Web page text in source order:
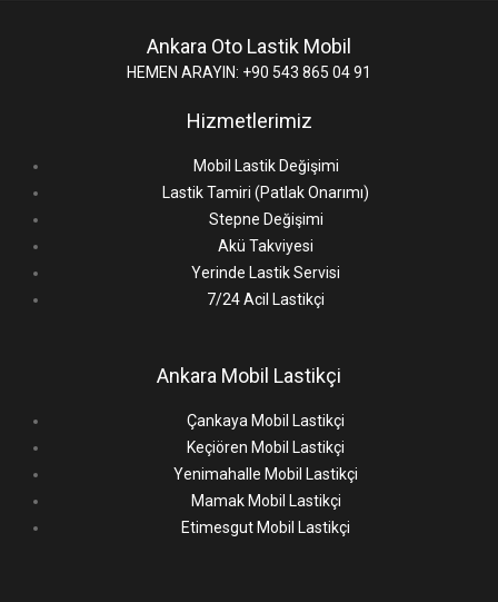
Ankara Oto Lastik Mobil
HEMEN ARAYIN: +90 543 865 04 91
Hizmetlerimiz
Mobil Lastik Değişimi
Lastik Tamiri (Patlak Onarımı)
Stepne Değişimi
Akü Takviyesi
Yerinde Lastik Servisi
7/24 Acil Lastikçi
Ankara Mobil Lastikçi
Çankaya Mobil Lastikçi
Keçiören Mobil Lastikçi
Yenimahalle Mobil Lastikçi
Mamak Mobil Lastikçi
Etimesgut Mobil Lastikçi